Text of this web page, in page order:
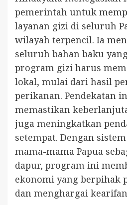
pemerintah untuk
layanan gizi di seluruh
wilayah terpencil. Ia
seluruh bahan baku
program gizi harus
lokal, mulai dari hasil
perikanan. Pendekatan
memastikan
juga meningkatkan
setempat. Dengan
mama-mama Papua
dapur, program ini
ekonomi yang berpihak
dan menghargai